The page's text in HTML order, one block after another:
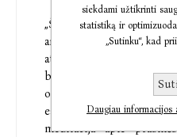
„Ši ryškaus skonio
ankstesniems A. J.
atrodytų, nemokslinės,
bei filosofinės
orientacijos. Tačiau už
esmės naujam
meditacija apie
siekdami užtikrinti
statistiką ir
„Sutinku“, kad
Daugiau informacijos